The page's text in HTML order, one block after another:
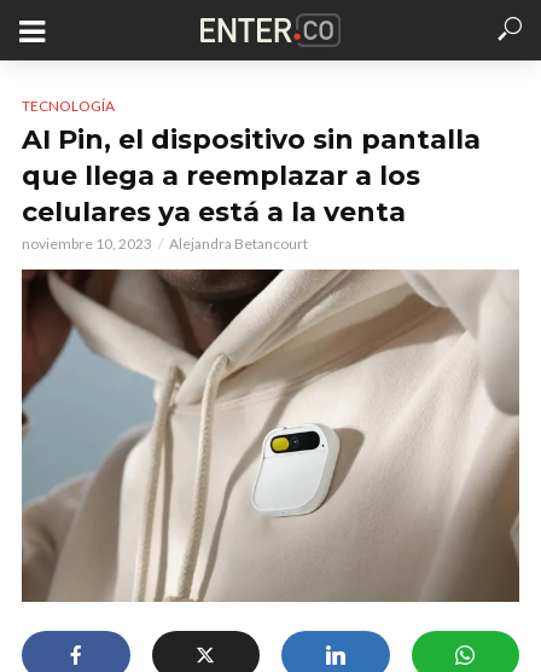
TECNOLOGÍA
AI Pin, el dispositivo sin pantalla
que llega a reemplazar a los
celulares ya está a la venta
noviembre 10, 2023 Alejandra Betancourt